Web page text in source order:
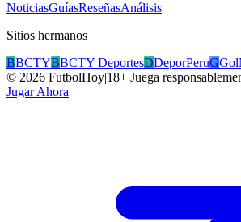
NoticiasGuíasReseñasAnálisis
Sitios hermanos
BBCTYBBCTY DeportesDDeporPeruG
© 2026 FutbolHoy|18+ Juega
Jugar Ahora